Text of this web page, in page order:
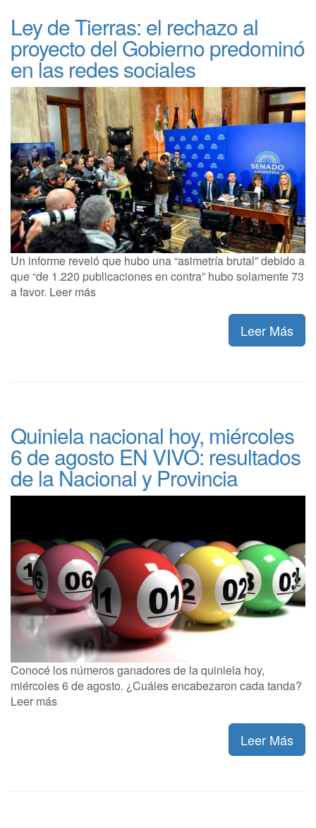
Ley de Tierras: el rechazo al
proyecto del Gobierno predominó
en las redes sociales
Un informe reveló que hubo una “asimetría brutal” debido a
que “de 1.220 publicaciones en contra” hubo solamente 73
a favor. Leer más
Leer Más
Quiniela nacional hoy, miércoles
6 de agosto EN VIVO: resultados
de la Nacional y Provincia
Conocé los números ganadores de la quiniela hoy,
miércoles 6 de agosto. ¿Cuáles encabezaron cada tanda?
Leer más
Leer Más